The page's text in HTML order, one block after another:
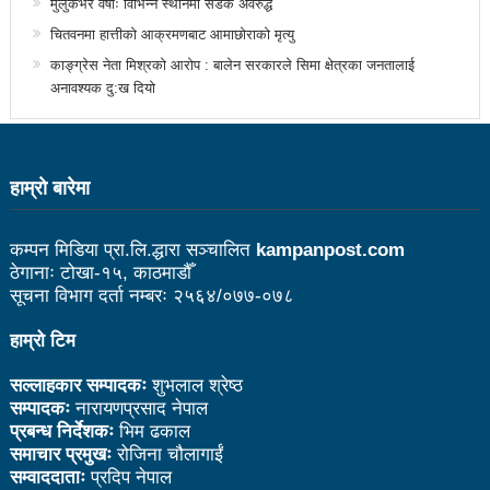
सडक फोहोर गरेको भन्दै एमालेलाई महानगरको १ लाख जरिवाना
भरतपुर महानगरपालिकाद्धारा तीन पाङ्ग्रे अटोको रुट परमिट
दिन सुरु
राजश्व संकलनमा करिब १७ प्रतशितले वृद्धि
कीर्तिपुरलाई नेपालकै नमूना नगर बनाउने मेरो योजना छ-
प्रा.डा.शिवशरण महर्जन, मेयरका उम्मेदवार, कीर्तिपुर नगरपालिका
उपनिर्वाचन: ३१ जनाको उम्मेदवारी फिर्ता, रुकुमपूर्वमा काँग्रेस
एमाले गठबन्धनका उम्मेदवारको समर्थन माओवादीलाई
आज उम्मेदवारको अन्तिम नामावली प्रकाशन हुँदै
संस्थागत क्षमता मुल्याङ्ककनमा ककनी गाउँपालिका जिल्लामै
मुलुकभर वर्षाः विभिन्न स्थानमा सडक अवरुद्ध
चितवनमा हात्तीको आक्रमणबाट आमाछोराको मृत्यु
काङ्ग्रेस नेता मिश्रको आरोप : बालेन सरकारले सिमा क्षेत्रका जनतालाई
अनावश्यक दु:ख दियो
हाम्राे बारेमा
कम्पन मिडिया प्रा.लि.द्धारा सञ्चालित kampanpost.com
ठेगानाः टोखा-१५, काठमाडौँ
सूचना विभाग दर्ता नम्बरः २५६४/०७७-०७८
हाम्रो टिम
सल्लाहकार सम्पादकःशुभलाल श्रेष्ठ
सम्पादकःनारायणप्रसाद नेपाल
प्रबन्ध निर्देशकःभिम ढकाल
समाचार प्रमुखःरोजिना चौलागाईं
सम्वाददाताःप्रदिप नेपाल